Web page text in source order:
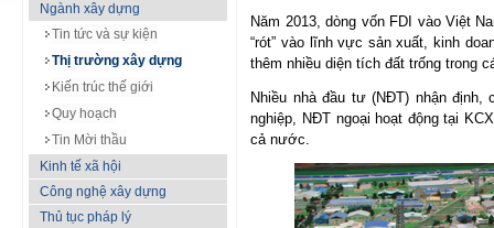
Ngành xây dựng
Tin tức và sự kiện
Thị trường xây dựng
Kiến trúc thế giới
Quy hoạch
Tin Mời thầu
Kinh tế xã hội
Công nghệ xây dựng
Thủ tục pháp lý
Năm 2013, dòng vốn FDI vào Việt
“rót” vào lĩnh vực sản xuất, kinh
thêm nhiều diện tích đất trống trong
Nhiều nhà đầu tư (NĐT) nhận
nghiệp, NĐT ngoại hoạt động tại
cả nước.